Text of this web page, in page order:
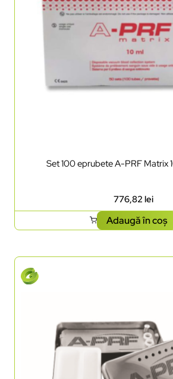
Set 100 eprubete A-PRF Matrix
776,82 lei
Adaugă în coș